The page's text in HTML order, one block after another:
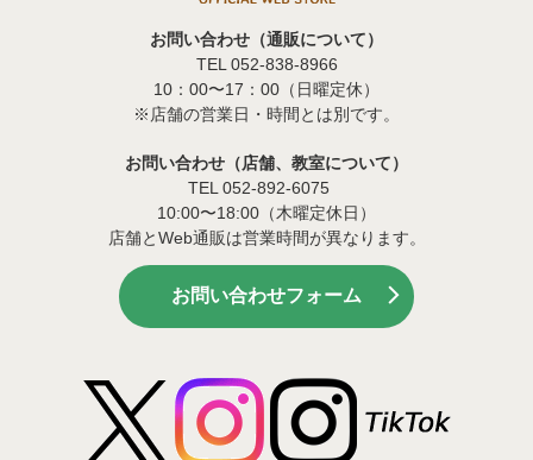
お問い合わせ（通販について）
TEL 052-838-8966
10：00〜17：00（日曜定休）
※店舗の営業日・時間とは別です。
お問い合わせ（店舗、教室について）
TEL 052-892-6075
10:00〜18:00（木曜定休日）
店舗とWeb通販は営業時間が異なります。
お問い合わせフォーム